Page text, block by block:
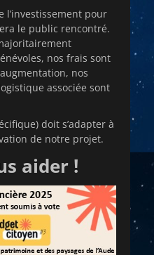
l’investissement pour
le public rencontré.
nos frais sont
nos
associée sont
doit s’adapter à
de notre projet.
aider !